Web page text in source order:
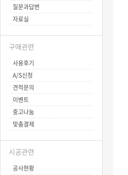
질문과답변
자료실
구매관련
사용후기
A/S신청
견적문의
이벤트
중고나눔
맞춤결제
시공관련
공사현황